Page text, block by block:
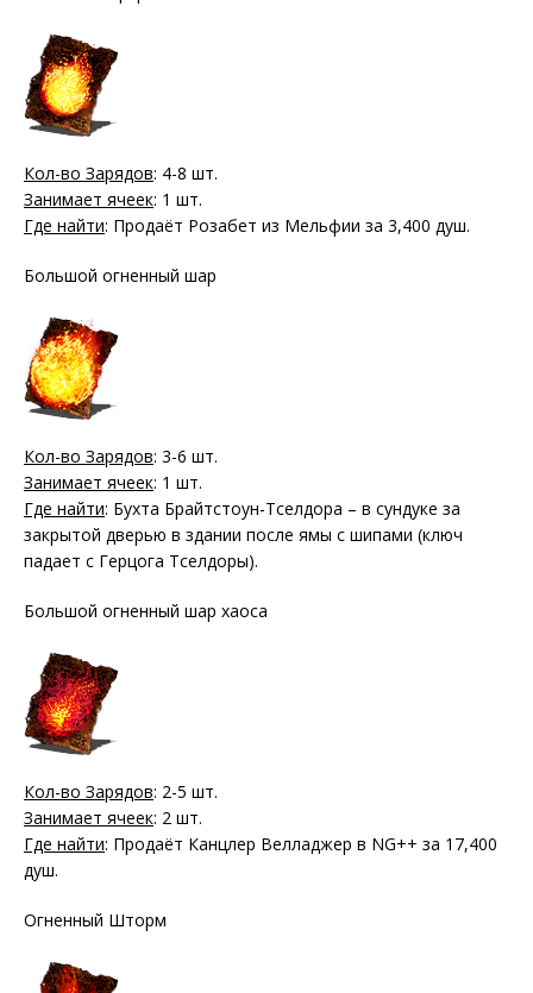
Кол-во Зарядов: 4-8 шт.
Занимает ячеек: 1 шт.
Где найти: Продаёт Розабет из Мельфии за 3,400 душ.
Большой огненный шар
Кол-во Зарядов: 3-6 шт.
Занимает ячеек: 1 шт.
Где найти: Бухта Брайтстоун-Тселдора – в сундуке за
закрытой дверью в здании после ямы с шипами (ключ
падает с Герцога Тселдоры).
Большой огненный шар хаоса
Кол-во Зарядов: 2-5 шт.
Занимает ячеек: 2 шт.
Где найти: Продаёт Канцлер Велладжер в NG++ за 17,400
душ.
Огненный Шторм